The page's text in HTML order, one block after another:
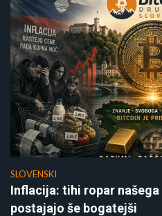
SLOVENSKI
Inflacija: tihi ropar
postajajo še bogatejši